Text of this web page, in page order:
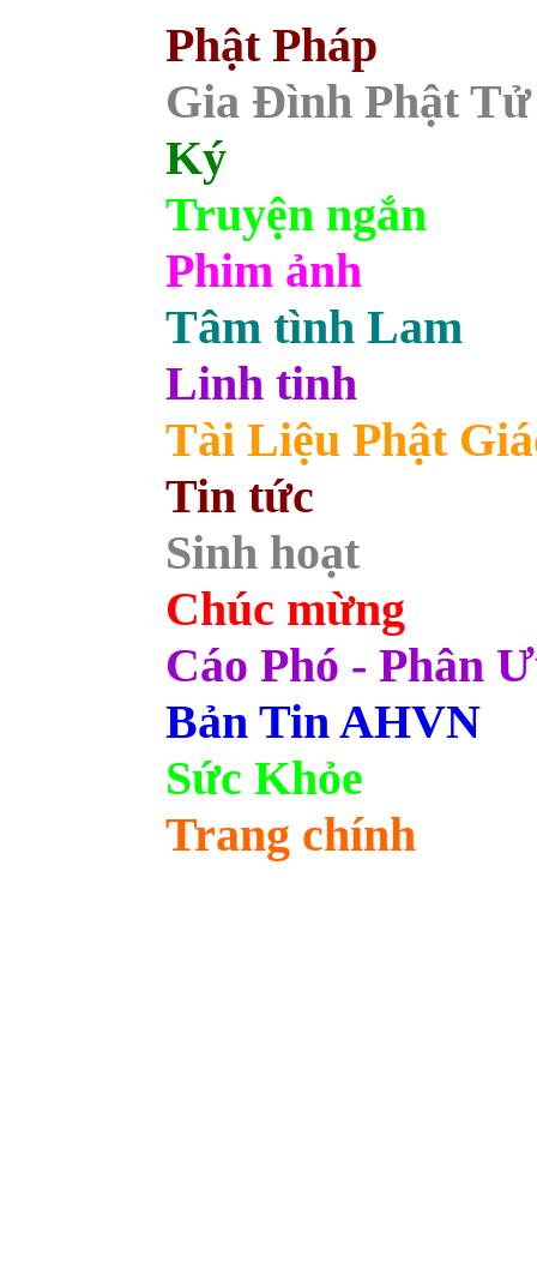
Phật Pháp
Gia Ðình Phật Tử
Ký
Truyện ngắn
Phim ảnh
Tâm tình Lam
Linh tinh
Tài Liệu Phật
Tin tức
Sinh hoạt
Chúc mừng
Cáo Phó - Phân
Bản Tin AHVN
Sức Khỏe
Trang chính